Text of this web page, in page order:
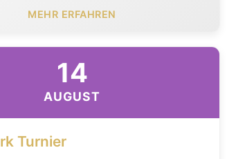
MEHR ERFAHREN
14
AUGUST
Turnier